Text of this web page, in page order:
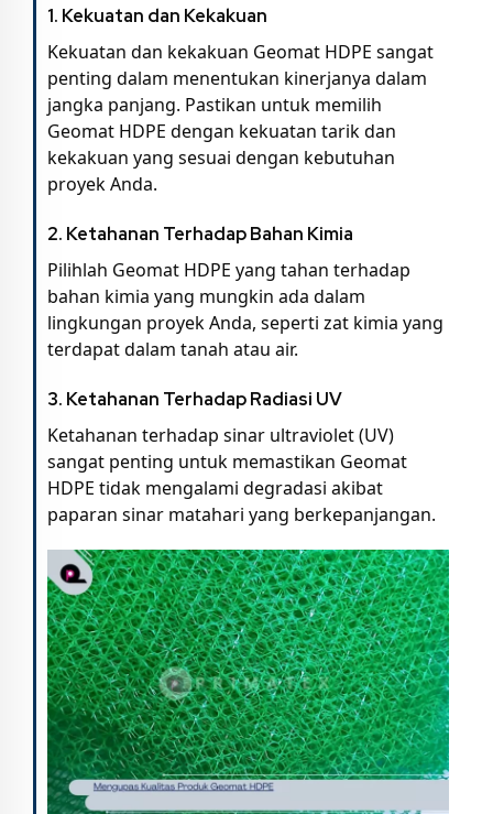
1. Kekuatan dan Kekakuan
Kekuatan dan kekakuan Geomat HDPE sangat
penting dalam menentukan kinerjanya dalam
jangka panjang. Pastikan untuk memilih
Geomat HDPE dengan kekuatan tarik dan
kekakuan yang sesuai dengan kebutuhan
proyek Anda.
2. Ketahanan Terhadap Bahan Kimia
Pilihlah Geomat HDPE yang tahan terhadap
bahan kimia yang mungkin ada dalam
lingkungan proyek Anda, seperti zat kimia yang
terdapat dalam tanah atau air.
3. Ketahanan Terhadap Radiasi UV
Ketahanan terhadap sinar ultraviolet (UV)
sangat penting untuk memastikan Geomat
HDPE tidak mengalami degradasi akibat
paparan sinar matahari yang berkepanjangan.